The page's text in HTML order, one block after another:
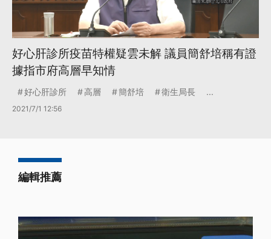
好心肝診所疫苗特權疑雲未解 議員簡舒培稱有證
據指市府高層早知情
好心肝診所 高層 簡舒培 衛生局長 ...
2021/7/1 12:56
編輯推薦